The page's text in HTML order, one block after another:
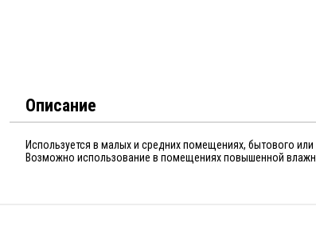
Описание
Используется в малых и средних помещениях, бытового
Возможно использование в помещениях повышенной